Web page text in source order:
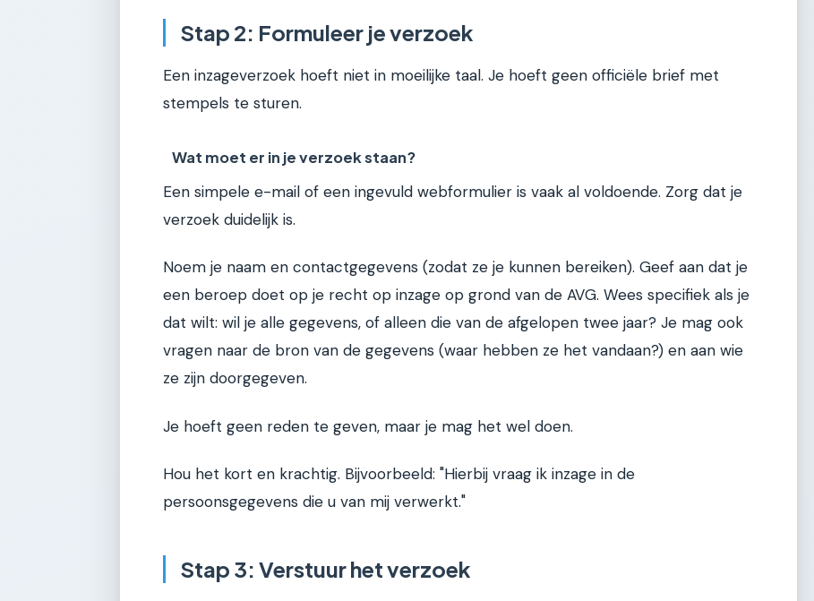
Stap 2: Formuleer je verzoek
Een inzageverzoek hoeft niet in moeilijke taal. Je hoeft geen officiële brief met
stempels te sturen.
Wat moet er in je verzoek staan?
Een simpele e-mail of een ingevuld webformulier is vaak al voldoende. Zorg dat je
verzoek duidelijk is.
Noem je naam en contactgegevens (zodat ze je kunnen bereiken). Geef aan dat je
een beroep doet op je recht op inzage op grond van de AVG. Wees specifiek als je
dat wilt: wil je alle gegevens, of alleen die van de afgelopen twee jaar? Je mag ook
vragen naar de bron van de gegevens (waar hebben ze het vandaan?) en aan wie
ze zijn doorgegeven.
Je hoeft geen reden te geven, maar je mag het wel doen.
Hou het kort en krachtig. Bijvoorbeeld: "Hierbij vraag ik inzage in de
persoonsgegevens die u van mij verwerkt."
Stap 3: Verstuur het verzoek